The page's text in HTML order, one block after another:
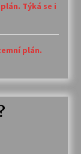
Týká se i
plán.